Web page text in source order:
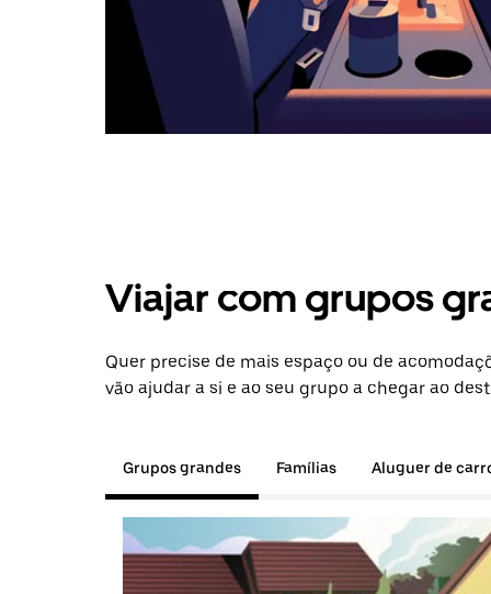
Viajar com grupos
Quer precise de mais espaço ou de
vão ajudar a si e ao seu grupo a chegar ao
Grupos grandes Famílias Aluguer de